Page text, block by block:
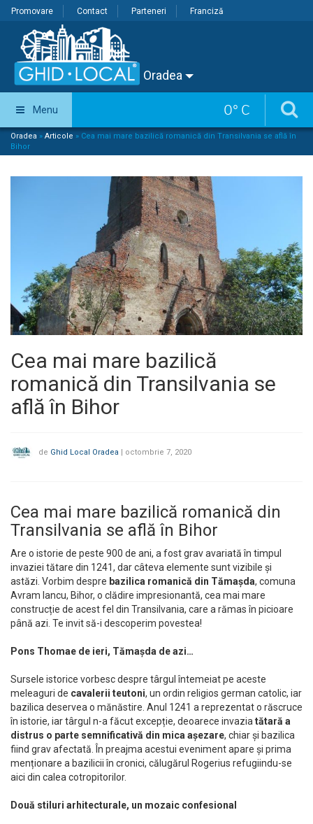
Promovare Contact Parteneri Franciză
Oradea
0° C
Menu
Oradea » Articole » Cea mai mare bazilică romanică din Transilvania se află în
Bihor
Cea mai mare bazilică
romanică din Transilvania se
află în Bihor
de Ghid Local Oradea | octombrie 7, 2020
Cea mai mare bazilică romanică din
Transilvania se află în Bihor
Are o istorie de peste 900 de ani, a fost grav avariată în timpul
invaziei tătare din 1241, dar câteva elemente sunt vizibile și
astăzi. Vorbim despre bazilica romanică din Tămașda, comuna
Avram Iancu, Bihor, o clădire impresionantă, cea mai mare
construcție de acest fel din Transilvania, care a rămas în picioare
până azi. Te invit să-i descoperim povestea!
Pons Thomae de ieri, Tămașda de azi…
Sursele istorice vorbesc despre târgul întemeiat pe aceste
meleaguri de cavalerii teutoni, un ordin religios german catolic, iar
bazilica deservea o mănăstire. Anul 1241 a reprezentat o răscruce
în istorie, iar târgul n-a făcut excepție, deoarece invazia tătară a
distrus o parte semnificativă din mica așezare, chiar și bazilica
fiind grav afectată. În preajma acestui eveniment apare și prima
menționare a bazilicii în cronici, călugărul Rogerius refugiindu-se
aici din calea cotropitorilor.
Două stiluri arhitecturale, un mozaic confesional